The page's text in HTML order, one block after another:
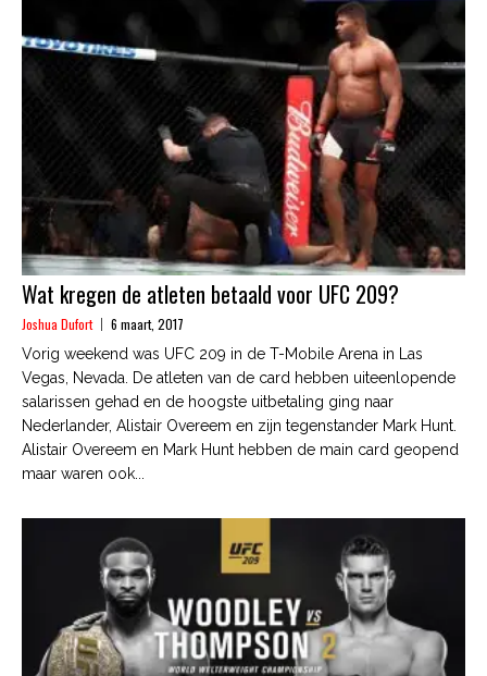
Wat kregen de atleten betaald voor UFC 209?
Joshua Dufort 6 maart, 2017
Vorig weekend was UFC 209 in de T-Mobile Arena in Las
Vegas, Nevada. De atleten van de card hebben uiteenlopende
salarissen gehad en de hoogste uitbetaling ging naar
Nederlander, Alistair Overeem en zijn tegenstander Mark Hunt.
Alistair Overeem en Mark Hunt hebben de main card geopend
maar waren ook...